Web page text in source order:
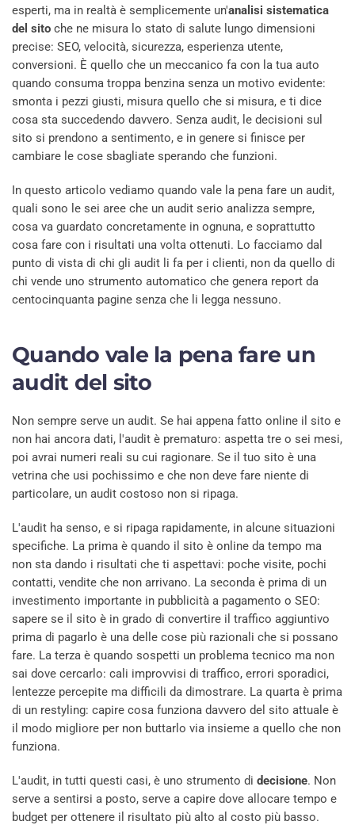
esperti, ma in realtà è semplicemente un'analisi sistematica
del sito che ne misura lo stato di salute lungo dimensioni
precise: SEO, velocità, sicurezza, esperienza utente,
conversioni. È quello che un meccanico fa con la tua auto
quando consuma troppa benzina senza un motivo evidente:
smonta i pezzi giusti, misura quello che si misura, e ti dice
cosa sta succedendo davvero. Senza audit, le decisioni sul
sito si prendono a sentimento, e in genere si finisce per
cambiare le cose sbagliate sperando che funzioni.
In questo articolo vediamo quando vale la pena fare un audit,
quali sono le sei aree che un audit serio analizza sempre,
cosa va guardato concretamente in ognuna, e soprattutto
cosa fare con i risultati una volta ottenuti. Lo facciamo dal
punto di vista di chi gli audit li fa per i clienti, non da quello di
chi vende uno strumento automatico che genera report da
centocinquanta pagine senza che li legga nessuno.
Quando vale la pena fare un
audit del sito
Non sempre serve un audit. Se hai appena fatto online il sito e
non hai ancora dati, l'audit è prematuro: aspetta tre o sei mesi,
poi avrai numeri reali su cui ragionare. Se il tuo sito è una
vetrina che usi pochissimo e che non deve fare niente di
particolare, un audit costoso non si ripaga.
L'audit ha senso, e si ripaga rapidamente, in alcune situazioni
specifiche. La prima è quando il sito è online da tempo ma
non sta dando i risultati che ti aspettavi: poche visite, pochi
contatti, vendite che non arrivano. La seconda è prima di un
investimento importante in pubblicità a pagamento o SEO:
sapere se il sito è in grado di convertire il traffico aggiuntivo
prima di pagarlo è una delle cose più razionali che si possano
fare. La terza è quando sospetti un problema tecnico ma non
sai dove cercarlo: cali improvvisi di traffico, errori sporadici,
lentezze percepite ma difficili da dimostrare. La quarta è prima
di un restyling: capire cosa funziona davvero del sito attuale è
il modo migliore per non buttarlo via insieme a quello che non
funziona.
L'audit, in tutti questi casi, è uno strumento di decisione. Non
serve a sentirsi a posto, serve a capire dove allocare tempo e
budget per ottenere il risultato più alto al costo più basso.